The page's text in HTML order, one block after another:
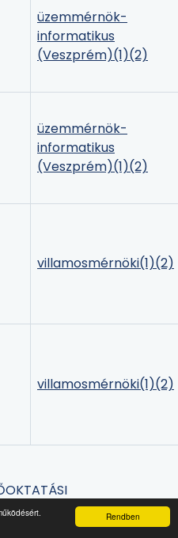
Rendben
üzemmérnök-
informatikus
(Veszprém)(1)(2)
üzemmérnök-
informatikus
(Veszprém)(1)(2)
villamosmérnöki(1)(2)
villamosmérnöki(1)(2)